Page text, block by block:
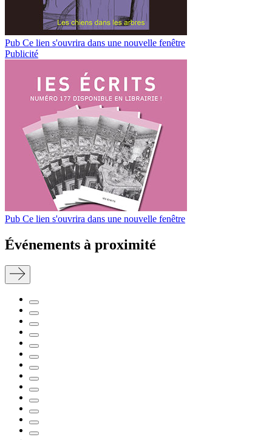
Pub Ce lien s'ouvrira dans une nouvelle fenêtre
Publicité
Pub Ce lien s'ouvrira dans une nouvelle fenêtre
Événements à proximité